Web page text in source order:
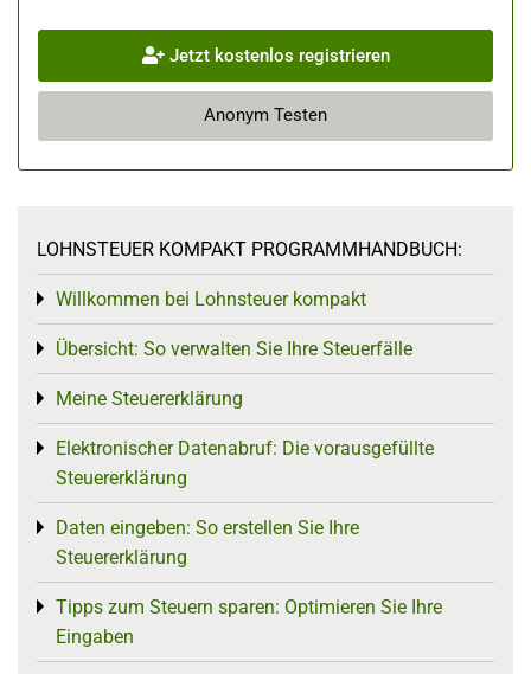
Jetzt kostenlos registrieren
Anonym Testen
LOHNSTEUER KOMPAKT PROGRAMMHANDBUCH:
Willkommen bei Lohnsteuer kompakt
Toggle menu
Übersicht: So verwalten Sie Ihre Steuerfälle
Toggle menu
Meine Steuererklärung
Toggle menu
Elektronischer Datenabruf: Die vorausgefüllte
Steuererklärung
Toggle menu
Daten eingeben: So erstellen Sie Ihre
Steuererklärung
Toggle menu
Tipps zum Steuern sparen: Optimieren Sie Ihre
Eingaben
Toggle menu